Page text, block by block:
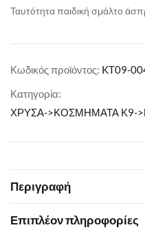
Ταυτότητα παιδική σμάλτο
Κωδικός προϊόντος: KT09-
Κατηγορία:
ΧΡΥΣΑ->ΚΟΣΜΗΜΑΤΑ Κ9-
Περιγραφή
Επιπλέον πληροφορίες